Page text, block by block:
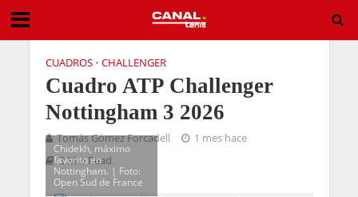
CUADROS • CHALLENGER
Cuadro ATP Challenger
Nottingham 3 2026
Tomás Gómez Forcadell
1 mes hace
3 Min Read
Chidekh, máximo
favorito en
Nottingham. | Foto:
Open Sud de France